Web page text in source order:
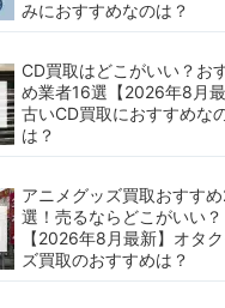
みにおすすめなのは？
CD買取はどこがいい？お
め業者16選【2026年8月最
古いCD買取におすすめな
は？
アニメグッズ買取おすす
選！売るならどこがいい？
【2026年8月最新】オタ
ズ買取のおすすめは？